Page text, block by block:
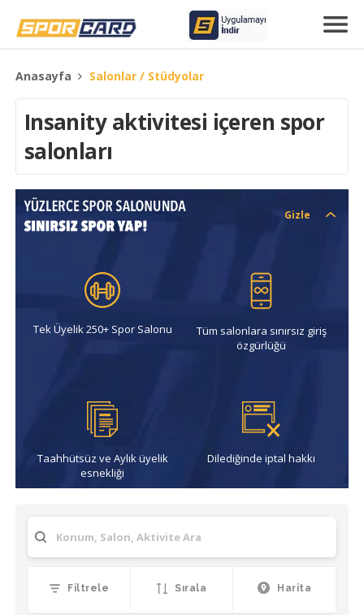
Anasayfa Salonlar / Stüdyolar
Insanity aktivitesi içeren spor
salonları
Gizle
Tek Üyelik 250+ Spor Salonu
Tüm salonlara sınırsız giriş
özgürlüğü
Taahhütsüz ve Aylık üyelik
esnekliği
Dilediğinde iptal hakkı
Filtrele Sırala Harita